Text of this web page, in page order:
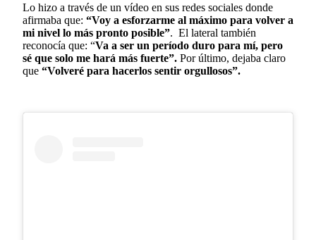
Lo hizo a través de un vídeo en sus redes sociales donde
afirmaba que: “Voy a esforzarme al máximo para volver a
mi nivel lo más pronto posible”. El lateral también
reconocía que: “Va a ser un período duro para mí, pero
sé que solo me hará más fuerte”. Por último, dejaba claro
que “Volveré para hacerlos sentir orgullosos”.